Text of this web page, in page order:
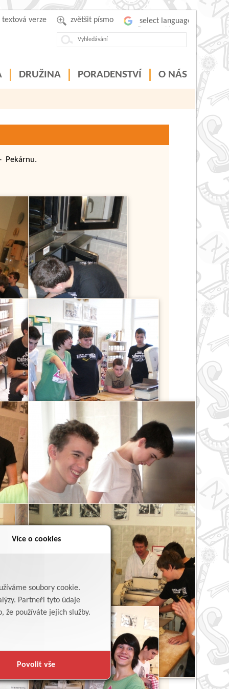
Více o cookies
soubory cookie.
Partneři tyto údaje
že používáte jejich služby.
Povolit vše
zvětšit písmo
textová verze
DRUŽINA PORADENSTVÍ O NÁS
Pekárnu.